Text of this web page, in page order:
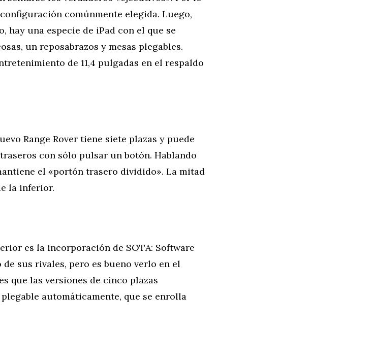
comúnmente elegida. Luego,
hay una especie de iPad con el que se
un reposabrazos y mesas plegables.
de 11,4 pulgadas en el respaldo
Range Rover tiene siete plazas y puede
con sólo pulsar un botón. Hablando
el «portón trasero dividido». La mitad
la inferior.
es la incorporación de SOTA: Software
sus rivales, pero es bueno verlo en el
que las versiones de cinco plazas
automáticamente, que se enrolla